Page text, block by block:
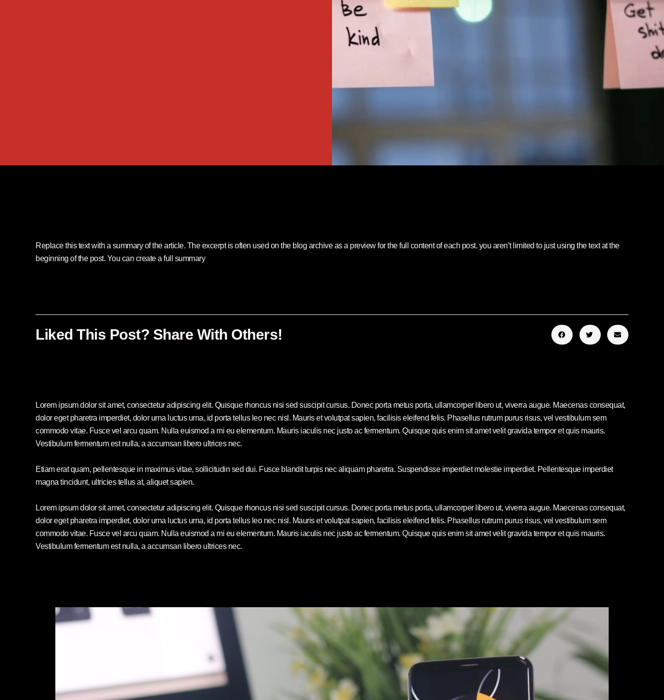
Replace this text with a summary of the article. The excerpt is often used on the blog archive as a preview for the full content of each post. you aren’t limited to just using the text at the
beginning of the post. You can create a full summary
Liked This Post? Share With Others!
Lorem ipsum dolor sit amet, consectetur adipiscing elit. Quisque rhoncus nisi sed suscipit cursus. Donec porta metus porta, ullamcorper libero ut, viverra augue. Maecenas consequat,
dolor eget pharetra imperdiet, dolor urna luctus urna, id porta tellus leo nec nisl. Mauris et volutpat sapien, facilisis eleifend felis. Phasellus rutrum purus risus, vel vestibulum sem
commodo vitae. Fusce vel arcu quam. Nulla euismod a mi eu elementum. Mauris iaculis nec justo ac fermentum. Quisque quis enim sit amet velit gravida tempor et quis mauris.
Vestibulum fermentum est nulla, a accumsan libero ultrices nec.
Etiam erat quam, pellentesque in maximus vitae, sollicitudin sed dui. Fusce blandit turpis nec aliquam pharetra. Suspendisse imperdiet molestie imperdiet. Pellentesque imperdiet
magna tincidunt, ultricies tellus at, aliquet sapien.
Lorem ipsum dolor sit amet, consectetur adipiscing elit. Quisque rhoncus nisi sed suscipit cursus. Donec porta metus porta, ullamcorper libero ut, viverra augue. Maecenas consequat,
dolor eget pharetra imperdiet, dolor urna luctus urna, id porta tellus leo nec nisl. Mauris et volutpat sapien, facilisis eleifend felis. Phasellus rutrum purus risus, vel vestibulum sem
commodo vitae. Fusce vel arcu quam. Nulla euismod a mi eu elementum. Mauris iaculis nec justo ac fermentum. Quisque quis enim sit amet velit gravida tempor et quis mauris.
Vestibulum fermentum est nulla, a accumsan libero ultrices nec.